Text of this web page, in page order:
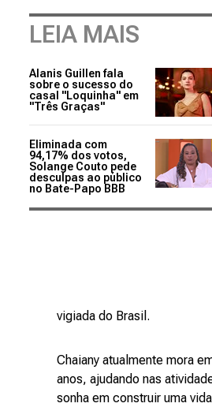
LEIA MAIS
Alanis Guillen fala
sobre o sucesso do
casal "Loquinha" em
"Três Graças"
Eliminada com
94,17% dos votos,
Solange Couto pede
desculpas ao público
no Bate-Papo BBB
vigiada do Brasil.
Chaiany atualmente mora
anos, ajudando nas
sonha em construir uma